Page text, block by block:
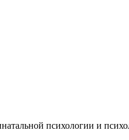
психологии и